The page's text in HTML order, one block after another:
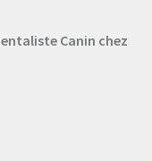
Canin chez